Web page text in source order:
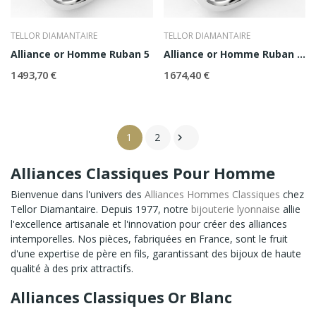
TELLOR DIAMANTAIRE
Alliance or Homme Ruban 5
1 493,70 €
TELLOR DIAMANTAIRE
Alliance or Homme Ruban 5,5
1 674,40 €
1 2 
Alliances Classiques Pour Homme
Bienvenue dans l'univers des Alliances Hommes Classiques chez
Tellor Diamantaire. Depuis 1977, notre bijouterie lyonnaise allie
l'excellence artisanale et l'innovation pour créer des alliances
intemporelles. Nos pièces, fabriquées en France, sont le fruit
d'une expertise de père en fils, garantissant des bijoux de haute
qualité à des prix attractifs.
Alliances Classiques Or Blanc